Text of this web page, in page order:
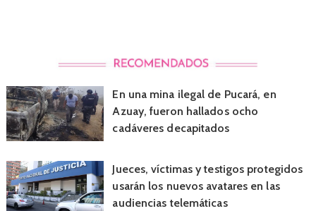
En una mina ilegal de Pucará, en
Azuay, fueron hallados ocho
cadáveres decapitados
Jueces, víctimas y testigos protegidos
usarán los nuevos avatares en las
audiencias telemáticas